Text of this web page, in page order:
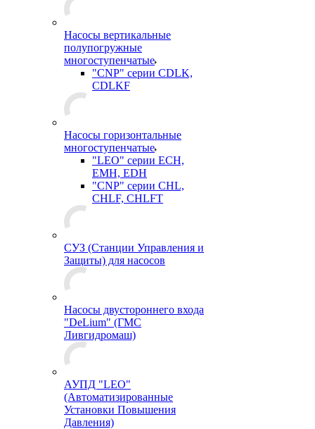
Насосы вертикальные
полупогружные
многоступенчатые
"CNP" серии CDLK,
CDLKF
Насосы горизонтальные
многоступенчатые
"LEO" серии ECH,
EMH, EDH
"CNP" серии CHL,
CHLF, CHLFT
СУЗ (Станции Управления и
Защиты) для насосов
Насосы двустороннего входа
"DeLium" (ГМС
Ливгидромаш)
АУПД "LEO"
(Автоматизированные
Установки Повышения
Давления)